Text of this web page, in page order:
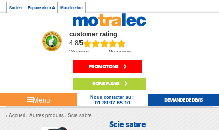
Société Espace client Ma sélection
customer rating
4.8/5
598 reviews More reviews
PROMOTIONS
BONS PLANS
Menu Nous contacter au :
01 39 97 65 10 DEMANDE DE DEVIS
Accueil Autres produits Scie sabre
Scie sabre